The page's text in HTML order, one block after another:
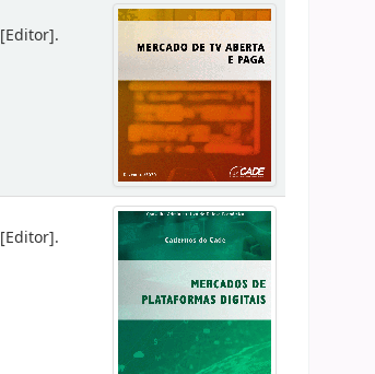
[Editor].
[Editor].